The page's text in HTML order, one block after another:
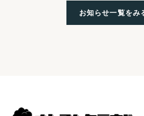
お知らせ一覧をみ